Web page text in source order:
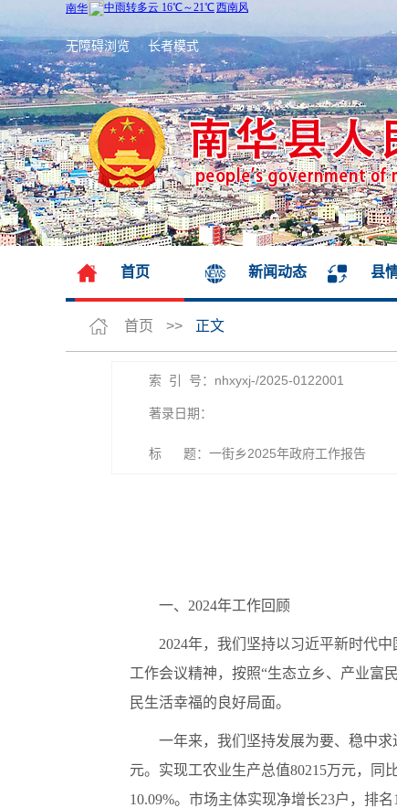
无障碍浏览 长者模式
首页 新闻动态 县
首页 >> 正文
索 引 号：nhxyxj-/2025-0122001
著录日期：
标 题：一街乡2025年政府工作报告
一、2024年工作回顾
2024年，我们坚持以习近平新时代
工作会议精神，按照“生态立乡、产业富
民生活幸福的良好局面。
一年来，我们坚持发展为要、稳中求
元。实现工农业生产总值80215万元，同
10.09%。市场主体实现净增长23户，排名